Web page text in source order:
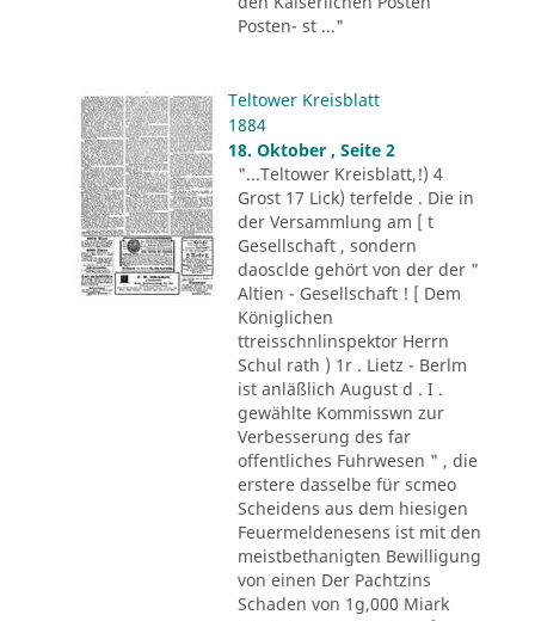
Posten- st ..."
Teltower Kreisblatt
1884
18. Oktober , Seite 2
"...Teltower Kreisblatt,!) 4
Grost 17 Lick) terfelde . Die in
der Versammlung am [ t
Gesellschaft , sondern
daosclde gehört von der der "
Altien - Gesellschaft ! [ Dem
Königlichen
ttreisschnlinspektor Herrn
Schul rath ) 1r . Lietz - Berlm
ist anläßlich August d . I .
gewählte Kommisswn zur
Verbesserung des far
offentliches Fuhrwesen " , die
erstere dasselbe für scmeo
Scheidens aus dem hiesigen
Feuermeldenesens ist mit den
meistbethanigten Bewilligung
von einen Der Pachtzins
Schaden von 1g,000 Miark